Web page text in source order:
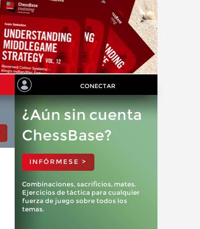
CONECTAR
¿Aún sin cuenta
ChessBase?
INFÓRMESE >
Combinaciones, sacrificios, mates.
Ejercicios de táctica para cualquier
fuerza de juego sobre todos los
temas.